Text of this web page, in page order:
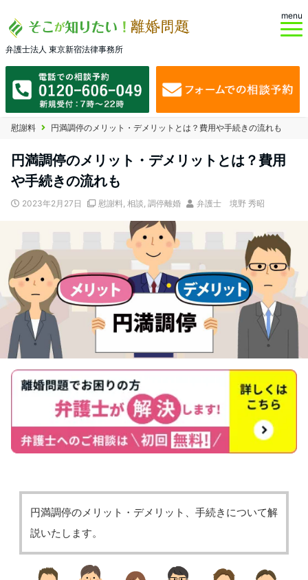
弁護士法人 東京新宿法律事務所
menu
慰謝料 円満調停のメリット・デメリットとは？費用や手続きの流れも
円満調停のメリット・デメリットとは？費用
や手続きの流れも
2023年2月27日 慰謝料, 相談, 調停離婚 弁護士 境野 秀昭
円満調停のメリット・デメリット、手続きについて解
説いたします。